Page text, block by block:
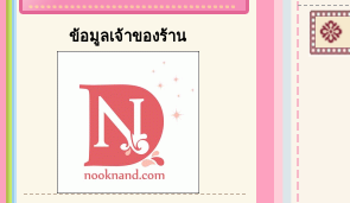
ข้อมูลเจ้าของร้าน